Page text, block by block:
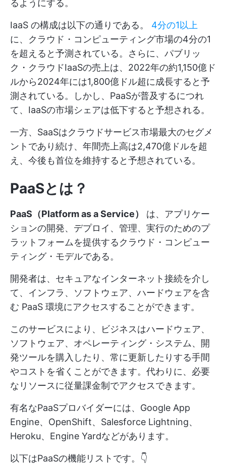
るようにする。
IaaS の構成は以下の通りである。 4分の1以上
に、クラウド・コンピューティング市場の4分の1
を超えると予測されている。さらに、パブリッ
ク・クラウドIaaSの売上は、2022年の約1,150億ド
ルから2024年には1,800億ドル超に成長すると予
測されている。しかし、PaaSが普及するにつれ
て、IaaSの市場シェアは低下すると予想される。
一方、SaaSはクラウドサービス市場最大のセグメ
ントであり続け、年間売上高は2,470億ドルを超
え、今後も首位を維持すると予想されている。
PaaSとは？
PaaS（Platform as a Service）
は、アプリケー
ションの開発、デプロイ、管理、実行のためのプ
ラットフォームを提供するクラウド・コンピュー
ティング・モデルである。
開発者は、セキュアなインターネット接続を介し
て、インフラ、ソフトウェア、ハードウェアを含
む PaaS 環境にアクセスすることができます。
このサービスにより、ビジネスはハードウェア、
ソフトウェア、オペレーティング・システム、開
発ツールを購入したり、常に更新したりする手間
やコストを省くことができます。代わりに、必要
なリソースに従量課金制でアクセスできます。
有名なPaaSプロバイダーには、Google App
Engine、OpenShift、Salesforce Lightning、
Heroku、Engine Yardなどがあります。
以下はPaaSの機能リストです。👇